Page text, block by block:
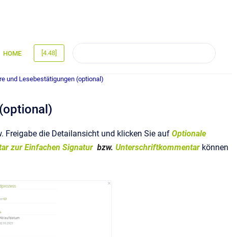
HOME [4.48]
und Lesebestätigungen (optional)
Freigabe die Detailansicht und klicken Sie auf Optionale
zur Einfachen Signatur bzw. Unterschriftkommentar können